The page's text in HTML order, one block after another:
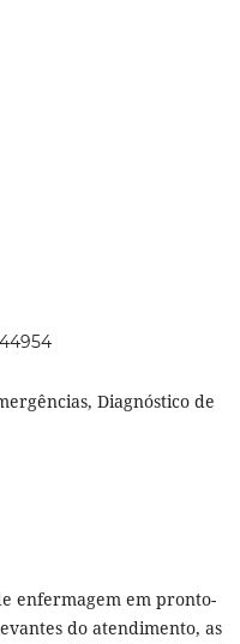
Diagnóstico de
enfermagem em pronto-
do atendimento, as